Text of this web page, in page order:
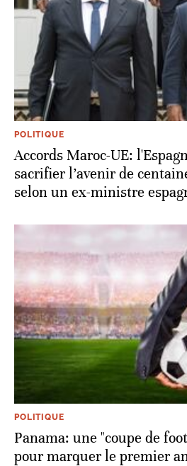
POLITIQUE
Accords Maroc-UE:
sacrifier l’avenir de
selon un ex-ministre
POLITIQUE
Panama: une "coupe de
pour marquer le premier